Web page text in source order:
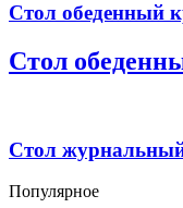
Стол обеденный
Стол
Стол
Популярное